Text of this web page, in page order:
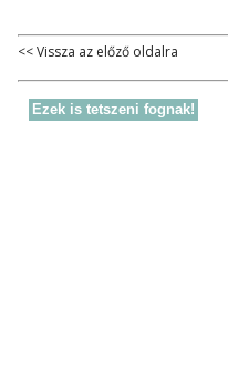
<< Vissza az előző oldalra
Ezek is tetszeni fognak!